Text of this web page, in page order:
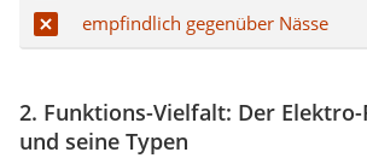
empfindlich gegenüber Nässe
2. Funktions-Vielfalt: Der
und seine Typen